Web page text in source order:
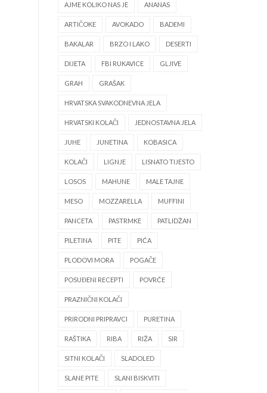
AJME KOLIKO NAS JE ANANAS
ARTIČOKE AVOKADO BADEMI
BAKALAR BRZO I LAKO DESERTI
DIJETA FBI RUKAVICE GLJIVE
GRAH GRAŠAK
HRVATSKA SVAKODNEVNA JELA
HRVATSKI KOLAČI JEDNOSTAVNA JELA
JUHE JUNETINA KOBASICA
KOLAČI LIGNJE LISNATO TIJESTO
LOSOS MAHUNE MALE TAJNE
MESO MOZZARELLA MUFFINI
PANCETA PASTRMKE PATLIDŽAN
PILETINA PITE PIĆA
PLODOVI MORA POGAČE
POSUĐENI RECEPTI POVRĆE
PRAZNIČNI KOLAČI
PRIRODNI PRIPRAVCI PURETINA
RAŠTIKA RIBA RIŽA SIR
SITNI KOLAČI SLADOLED
SLANE PITE SLANI BISKVITI